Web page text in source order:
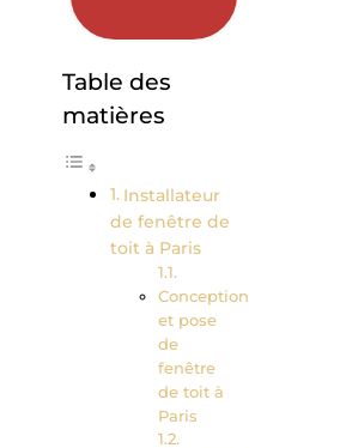
Table des
matières
Installateur
de fenêtre de
toit à Paris
Conception
et pose
de
fenêtre
de toit à
Paris